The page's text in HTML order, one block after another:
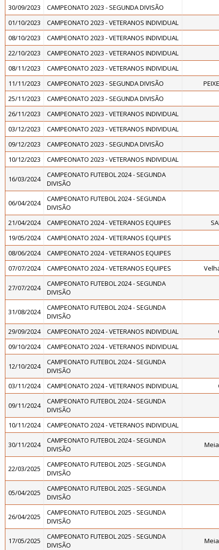
30/09/2023
CAMPEONATO 2023 - SEGUNDA DIVISÃO
01/10/2023
CAMPEONATO 2023 - VETERANOS INDIVIDUAL
08/10/2023
CAMPEONATO 2023 - VETERANOS INDIVIDUAL
22/10/2023
CAMPEONATO 2023 - VETERANOS INDIVIDUAL
08/11/2023
CAMPEONATO 2023 - VETERANOS INDIVIDUAL
11/11/2023
CAMPEONATO 2023 - SEGUNDA DIVISÃO
25/11/2023
CAMPEONATO 2023 - SEGUNDA DIVISÃO
26/11/2023
CAMPEONATO 2023 - VETERANOS INDIVIDUAL
03/12/2023
CAMPEONATO 2023 - VETERANOS INDIVIDUAL
09/12/2023
CAMPEONATO 2023 - SEGUNDA DIVISÃO
10/12/2023
CAMPEONATO 2023 - VETERANOS INDIVIDUAL
16/03/2024
CAMPEONATO FUTEBOL 2024 - SEGUNDA
DIVISÃO
06/04/2024
CAMPEONATO FUTEBOL 2024 - SEGUNDA
DIVISÃO
21/04/2024
CAMPEONATO 2024 - VETERANOS EQUIPES
19/05/2024
CAMPEONATO 2024 - VETERANOS EQUIPES
08/06/2024
CAMPEONATO 2024 - VETERANOS EQUIPES
07/07/2024
CAMPEONATO 2024 - VETERANOS EQUIPES
27/07/2024
CAMPEONATO FUTEBOL 2024 - SEGUNDA
DIVISÃO
31/08/2024
CAMPEONATO FUTEBOL 2024 - SEGUNDA
DIVISÃO
29/09/2024
CAMPEONATO 2024 - VETERANOS INDIVIDUAL
09/10/2024
CAMPEONATO 2024 - VETERANOS INDIVIDUAL
12/10/2024
CAMPEONATO FUTEBOL 2024 - SEGUNDA
DIVISÃO
03/11/2024
CAMPEONATO 2024 - VETERANOS INDIVIDUAL
09/11/2024
CAMPEONATO FUTEBOL 2024 - SEGUNDA
DIVISÃO
10/11/2024
CAMPEONATO 2024 - VETERANOS INDIVIDUAL
30/11/2024
CAMPEONATO FUTEBOL 2024 - SEGUNDA
DIVISÃO
22/03/2025
CAMPEONATO FUTEBOL 2025 - SEGUNDA
DIVISÃO
05/04/2025
CAMPEONATO FUTEBOL 2025 - SEGUNDA
DIVISÃO
26/04/2025
CAMPEONATO FUTEBOL 2025 - SEGUNDA
DIVISÃO
17/05/2025
CAMPEONATO FUTEBOL 2025 - SEGUNDA
DIVISÃO